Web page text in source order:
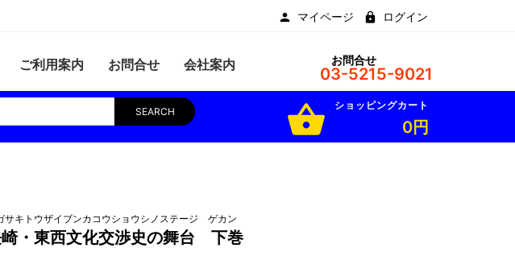
マイページ ログイン
ご利用案内 お問合せ 会社案内 お問合せ
03-5215-9021
SEARCH shopping_basket ショッピングカート
0円
サキトウザイブンカコウショウシノステージ ゲカン
・東西文化交渉史の舞台 下巻